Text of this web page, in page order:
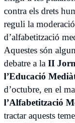
contra els drets
reguli la
d’alfabetització
Aquestes són
debatre a la II
l’Educació
d’octubre, en el
l’Alfabetització
tractar aquests